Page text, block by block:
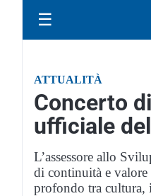
☰
ATTUALITÀ
Concerto
ufficiale
L’assessore allo
di continuità e valore
profondo tra cultura,